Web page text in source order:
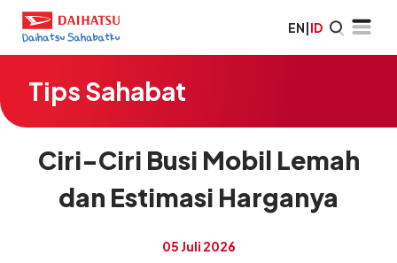
EN|ID
Tips Sahabat
Ciri-Ciri Busi Mobil Lemah
dan Estimasi Harganya
05 Juli 2026